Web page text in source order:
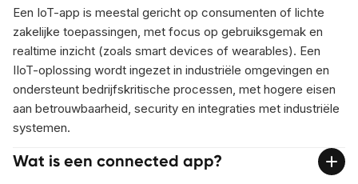
Een IoT-app is meestal gericht op consumenten of lichte
zakelijke toepassingen, met focus op gebruiksgemak en
realtime inzicht (zoals smart devices of wearables). Een
IIoT-oplossing wordt ingezet in industriële omgevingen en
ondersteunt bedrijfskritische processen, met hogere eisen
aan betrouwbaarheid, security en integraties met industriële
systemen.
Wat is een connected app?